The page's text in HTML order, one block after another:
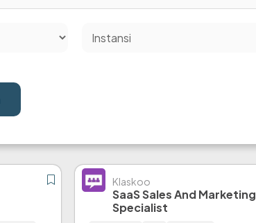
Klaskoo
SaaS Sales And Marketing
Specialist